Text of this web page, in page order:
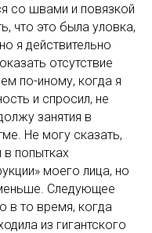
со швами и повязкой
что это была уловка,
я действительно
отсутствие
по-иному, когда я
и спросил, не
занятия в
Не могу сказать,
в попытках
моего лица, но
Следующее
в то время, когда
из гигантского